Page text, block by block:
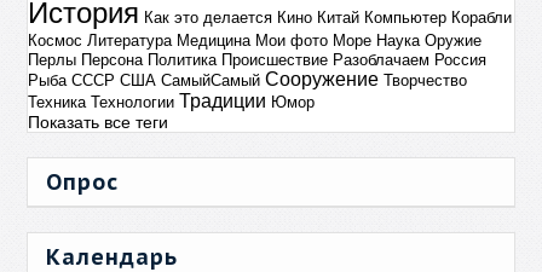
История Как это делается Кино Китай Компьютер Корабли
Космос Литература Медицина Мои фото Море Наука Оружие
Перлы Персона Политика Происшествие Разоблачаем Россия
Рыба СССР США СамыйСамый Сооружение Творчество
Техника Технологии Традиции Юмор
Показать все теги
Опрос
Календарь